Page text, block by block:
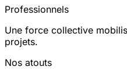
Professionnels
Une force collective
projets.
Nos atouts